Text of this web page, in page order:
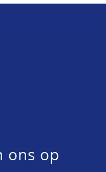
ons op